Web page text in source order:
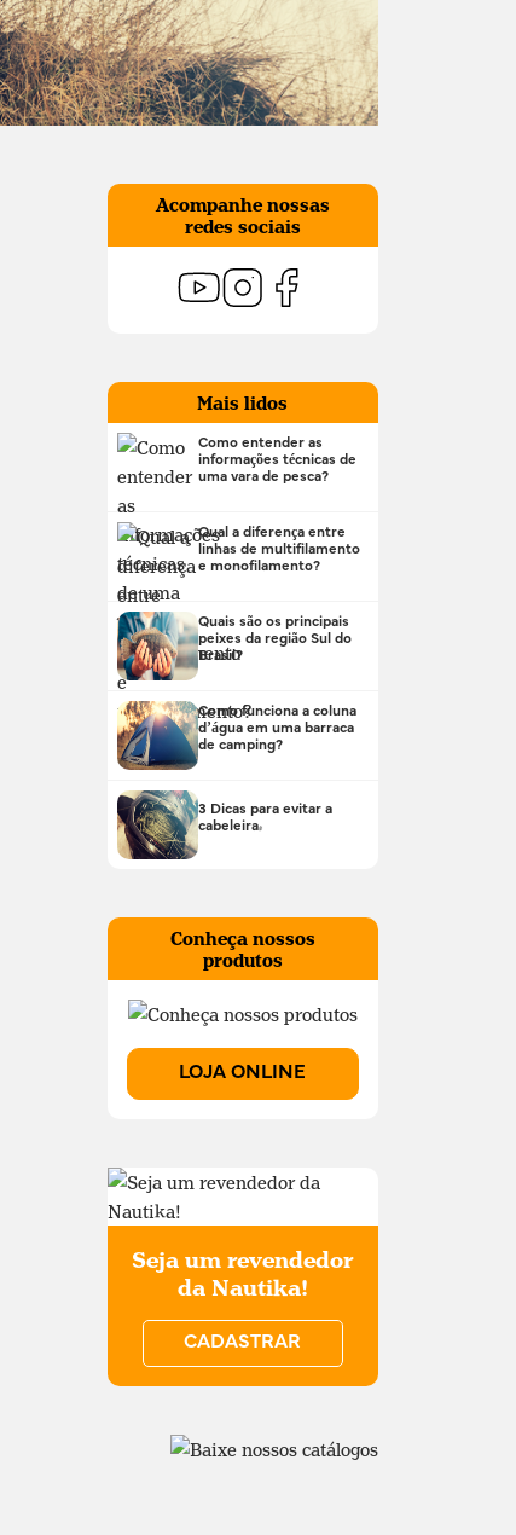
Acompanhe nossas
redes sociais
Mais lidos
Como entender as
informações técnicas de
uma vara de pesca?
Qual a diferença entre
linhas de multifilamento
e monofilamento?
Quais são os principais
peixes da região Sul do
Brasil?
Como funciona a coluna
d’água em uma barraca
de camping?
3 Dicas para evitar a
cabeleira!
Conheça nossos
produtos
LOJA ONLINE
Seja um revendedor
da Nautika!
CADASTRAR